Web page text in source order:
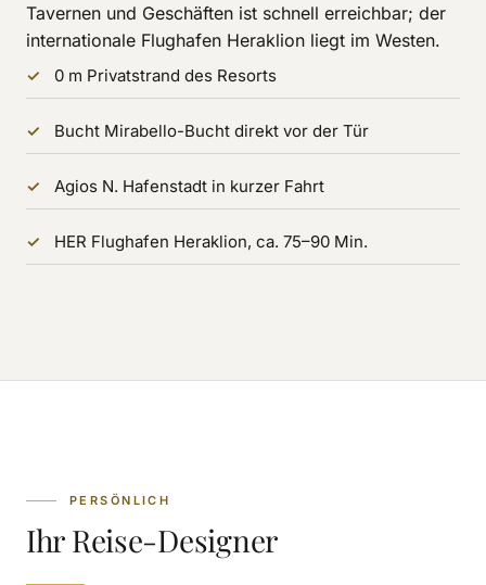
Tavernen und Geschäften ist schnell erreichbar; der
internationale Flughafen Heraklion liegt im Westen.
0 m Privatstrand des Resorts
Bucht Mirabello-Bucht direkt vor der Tür
Agios N. Hafenstadt in kurzer Fahrt
HER Flughafen Heraklion, ca. 75–90 Min.
PERSÖNLICH
Ihr Reise-Designer